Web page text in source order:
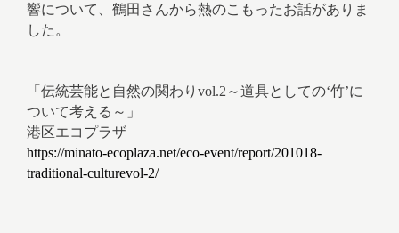
響について、鶴田さんから熱のこもったお話がありま
した。
「伝統芸能と自然の関わりvol.2～道具としての‘竹’に
ついて考える～」
港区エコプラザ
https://minato-ecoplaza.net/eco-event/report/201018-
traditional-culturevol-2/